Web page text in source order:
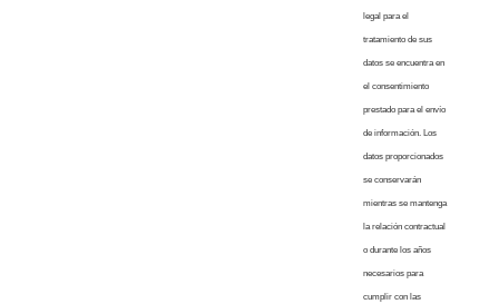
legal para el
tratamiento de sus
datos se encuentra en
el consentimiento
prestado para el envío
de información. Los
datos proporcionados
se conservarán
mientras se mantenga
la relación contractual
o durante los años
necesarios para
cumplir con las